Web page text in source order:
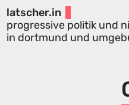
latscher.in
progressive politik und
in dortmund und